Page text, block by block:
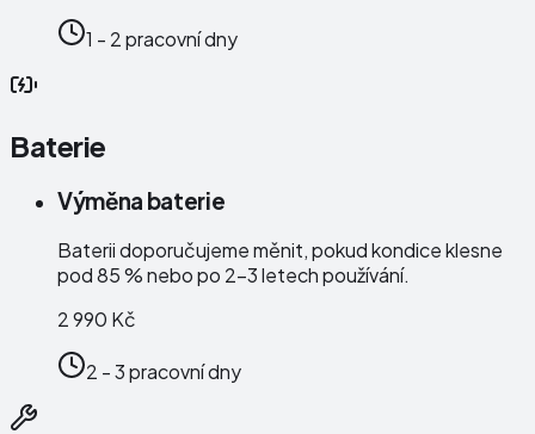
1 - 2 pracovní dny
Baterie
Výměna baterie
Baterii doporučujeme měnit, pokud kondice klesne
pod 85 % nebo po 2–3 letech používání.
2 990 Kč
2 - 3 pracovní dny